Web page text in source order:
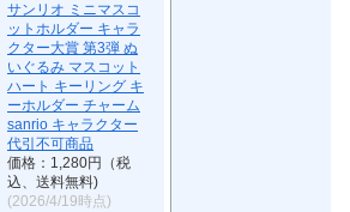
サンリオ ミニマスコ
ットホルダー キャラ
クター大賞 第3弾 ぬ
いぐるみ マスコット
ハート キーリング キ
ーホルダー チャーム
sanrio キャラクター
代引不可商品
価格：1,280円（税
込、送料無料)
(2026/4/19時点)